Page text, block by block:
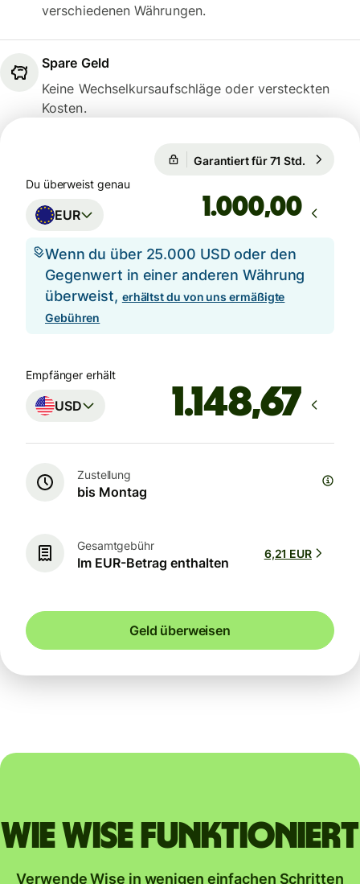
verschiedenen Währungen.
Spare Geld
Keine Wechselkursaufschläge oder versteckten
Kosten.
Du überweist genau
EUR ,00
Wenn du über 25.000 USD oder den
Gegenwert in einer anderen Währung
überweist, erhältst du von uns ermäßigte
Gebühren
Empfänger erhält
USD
Zustellung
bis Montag
Gesamtgebühr
Im EUR-Betrag enthalten
6,21 EUR
Geld überweisen
Wie Wise funktioniert
Verwende Wise in wenigen einfachen Schritten